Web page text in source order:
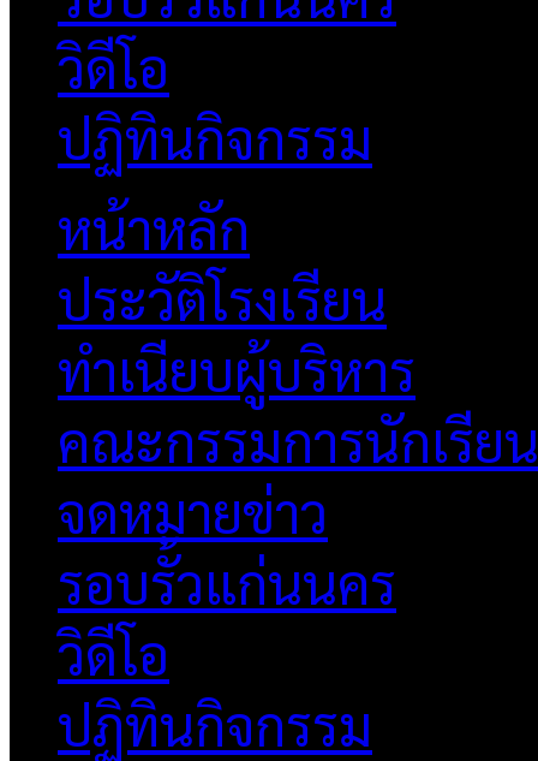
วิดีโอ
ปฏิทินกิจกรรม
หน้าหลัก
ประวัติโรงเรียน
ทำเนียบผู้บริหาร
คณะกรรมการนักเรียน
จดหมายข่าว
รอบรั้วแก่นนคร
วิดีโอ
ปฏิทินกิจกรรม